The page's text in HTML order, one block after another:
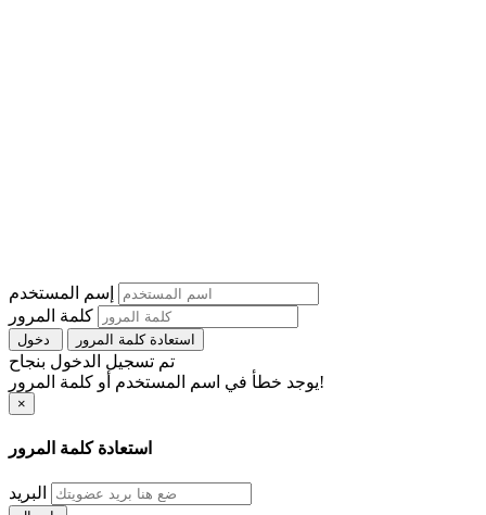
إسم المستخدم
كلمة المرور
استعادة كلمة المرور
تم تسجيل الدخول بنجاح
يوجد خطأ في اسم المستخدم أو كلمة المرور!
×
استعادة كلمة المرور
البريد